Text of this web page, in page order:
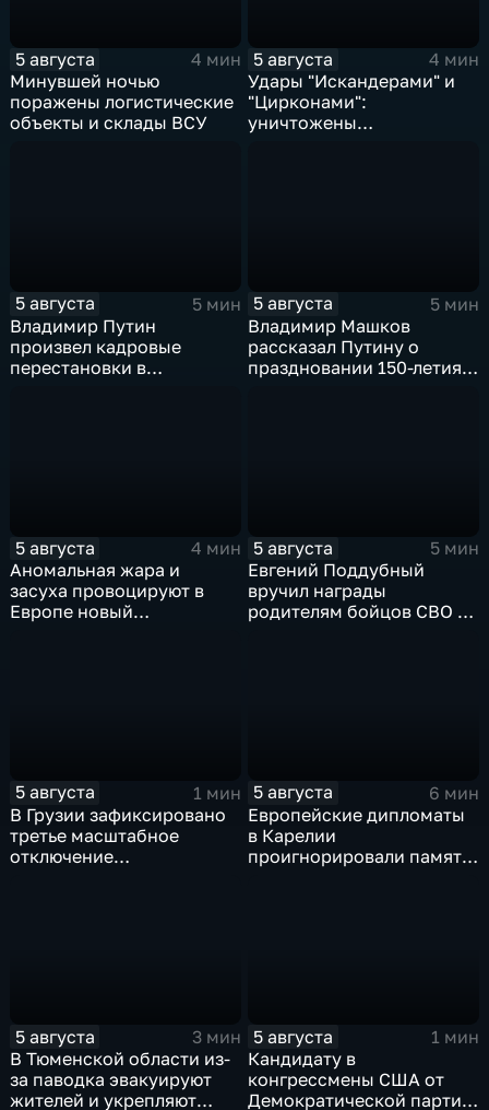
5 августа
4 мин
Минувшей ночью
поражены логистические
объекты и склады ВСУ
5 августа
4 мин
Удары "Искандерами" и
"Цирконами":
уничтожены
5 августа
5 мин
Владимир Путин
произвел кадровые
перестановки в
5 августа
5 мин
Владимир Машков
рассказал Путину о
праздновании 150-летия
5 августа
4 мин
Аномальная жара и
засуха провоцируют в
Европе новый
5 августа
5 мин
Евгений Поддубный
вручил награды
родителям бойцов СВО в
5 августа
1 мин
В Грузии зафиксировано
третье масштабное
отключение
5 августа
6 мин
Европейские дипломаты
в Карелии
проигнорировали память
5 августа
3 мин
В Тюменской области из-
за паводка эвакуируют
жителей и укрепляют
5 августа
1 мин
Кандидату в
конгрессмены США от
Демократической партии